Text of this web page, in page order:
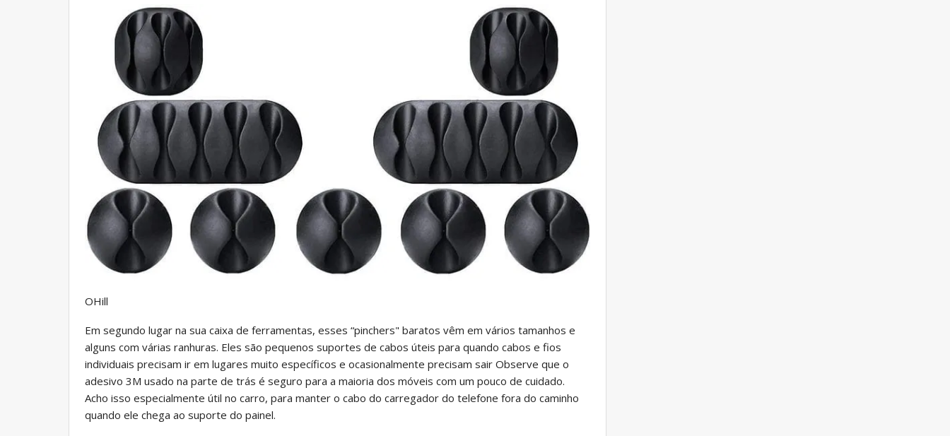
OHill
Em segundo lugar na sua caixa de ferramentas, esses “pinchers" baratos vêm em vários tamanhos e
alguns com várias ranhuras. Eles são pequenos suportes de cabos úteis para quando cabos e fios
individuais precisam ir em lugares muito específicos e ocasionalmente precisam sair Observe que o
adesivo 3M usado na parte de trás é seguro para a maioria dos móveis com um pouco de cuidado.
Acho isso especialmente útil no carro, para manter o cabo do carregador do telefone fora do caminho
quando ele chega ao suporte do painel.